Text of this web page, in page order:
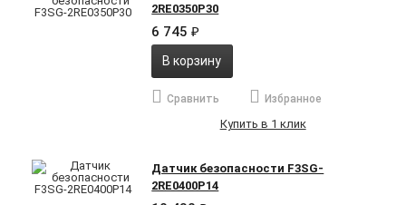
2RE0350P30
6 745₽
В корзину
Сравнить Избранное
Купить в 1 клик
Датчик безопасности F3SG-
2RE0400P14